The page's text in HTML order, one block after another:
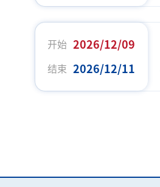
开始 2026/12/09
结束 2026/12/11